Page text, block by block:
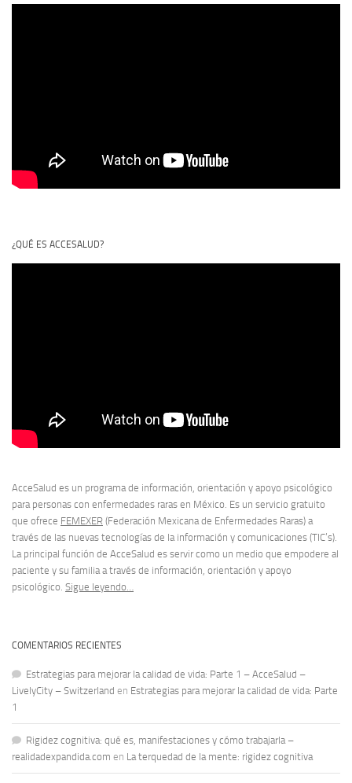
¿QUÉ ES ACCESALUD?
AcceSalud es un programa de información, orientación y apoyo psicológico
para personas con enfermedades raras en México. Es un servicio gratuito
que ofrece FEMEXER (Federación Mexicana de Enfermedades Raras) a
través de las nuevas tecnologías de la información y comunicaciones (TIC’s).
La principal función de AcceSalud es servir como un medio que empodere al
paciente y su familia a través de información, orientación y apoyo
psicológico. Sigue leyendo…
COMENTARIOS RECIENTES
Estrategias para mejorar la calidad de vida: Parte 1 – AcceSalud –
LivelyCity – Switzerland en Estrategias para mejorar la calidad de vida: Parte
1
Rigidez cognitiva: qué es, manifestaciones y cómo trabajarla –
realidadexpandida.com en La terquedad de la mente: rigidez cognitiva